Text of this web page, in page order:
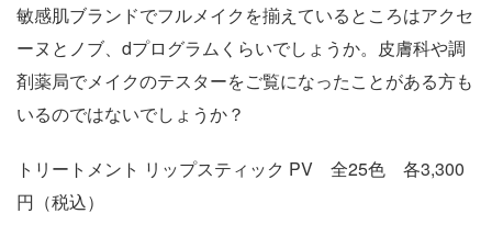
敏感肌ブランドでフルメイクを揃えているところはアクセ
ーヌとノブ、dプログラムくらいでしょうか。皮膚科や調
剤薬局でメイクのテスターをご覧になったことがある方も
いるのではないでしょうか？
トリートメント リップスティック PV 全25色 各3,300
円（税込）